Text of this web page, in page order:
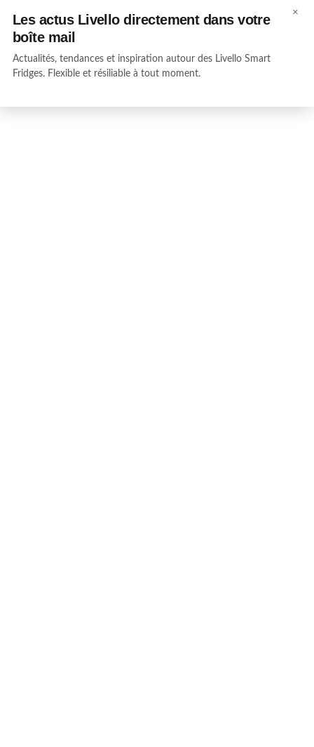
×
Les actus Livello directement dans votre
boîte mail
Actualités, tendances et inspiration autour des Livello Smart
Fridges. Flexible et résiliable à tout moment.